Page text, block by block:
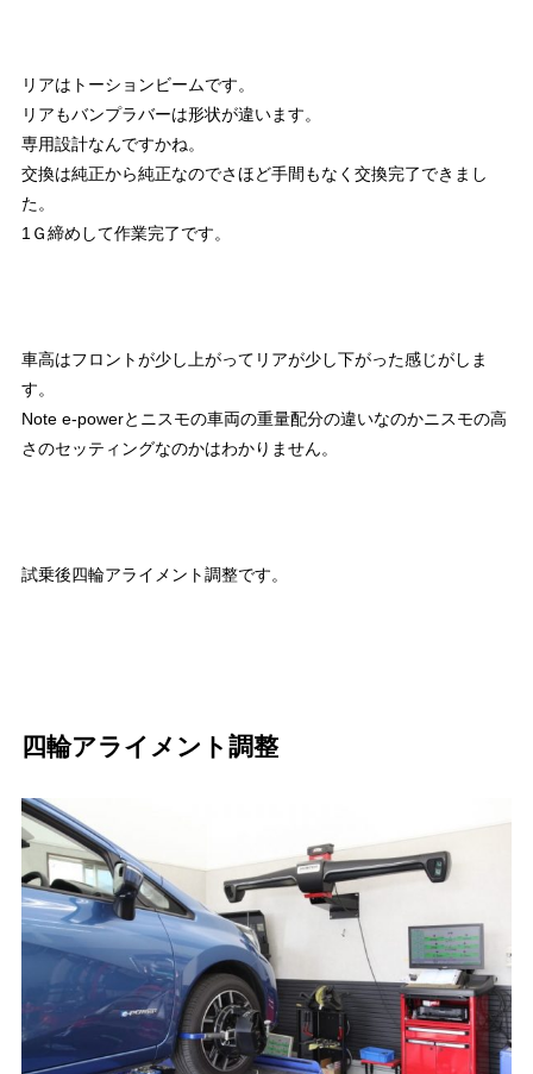
リアはトーションビームです。
リアもバンプラバーは形状が違います。
専用設計なんですかね。
交換は純正から純正なのでさほど手間もなく交換完了できまし
た。
1Ｇ締めして作業完了です。
車高はフロントが少し上がってリアが少し下がった感じがしま
す。
Note e-powerとニスモの車両の重量配分の違いなのかニスモの高
さのセッティングなのかはわかりません。
試乗後四輪アライメント調整です。
四輪アライメント調整